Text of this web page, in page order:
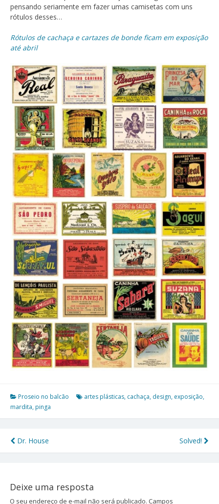
pensando seriamente em fazer umas camisetas com uns
rótulos desses…
Rótulos de cachaça e cartazes de bonde ficam em exposição
até abril
Proseio no balcão artes plásticas, cachaça, design, exposição,
mardita, pinga
Navegação
Post
Dr. House Solved!
Deixe uma resposta
O seu endereço de e-mail não será publicado. Campos